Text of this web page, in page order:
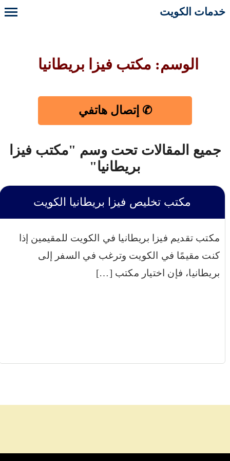
خدمات الكويت
الوسم: مكتب فيزا بريطانيا
✆ إتصال هاتفي
جميع المقالات تحت وسم "مكتب فيزا
بريطانيا"
مكتب تخليص فيزا بريطانيا الكويت
مكتب تقديم فيزا بريطانيا في الكويت للمقيمين إذا
كنت مقيمًا في الكويت وترغب في السفر إلى
بريطانيا، فإن اختيار مكتب […]